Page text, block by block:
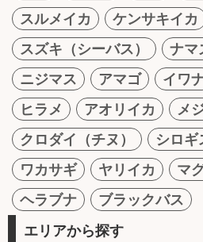
スルメイカ
ケンサキイカ
スズキ（シーバス）
ナマ
ニジマス
アマゴ イワ
ヒラメ
アオリイカ
メ
クロダイ（チヌ）
シロギ
ワカサギ
ヤリイカ マ
ヘラブナ
ブラックバス
エリアから探す